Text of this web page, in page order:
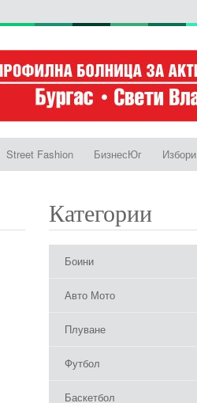
Street Fashion БизнесЮг Избори
Категории
Боини
Авто Мото
Плуване
Футбол
Баскетбол